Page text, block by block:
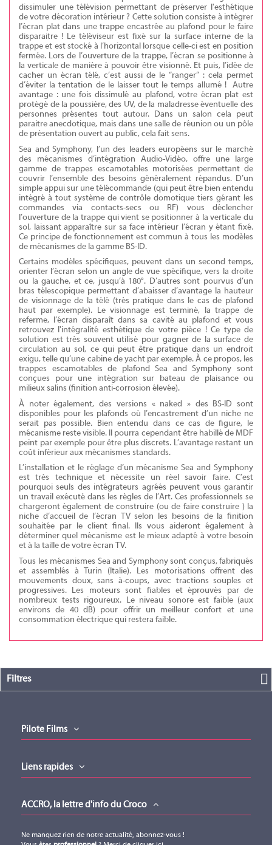
dissimuler une télévision permettant de préserver l'esthétique
de votre décoration intérieur ? Cette solution consiste à intégrer
l’écran plat dans une trappe encastrée au plafond pour le faire
disparaitre ! Le téléviseur est fixé sur la surface interne de la
trappe et est stocké à l’horizontal lorsque celle-ci est en position
fermée. Lors de l’ouverture de la trappe, l’écran se positionne à
la verticale de manière à pouvoir être visionné. Et puis, l’idée de
cacher un écran télé, c’est aussi de le “ranger” : cela permet
d’éviter la tentation de le laisser tout le temps allumé ! Autre
avantage : une fois dissimulé au plafond, votre écran plat est
protégé de la poussière, des UV, de la maladresse éventuelle des
personnes présentes tout autour. Dans un salon cela peut
paraitre anecdotique, mais dans une salle de réunion ou un pôle
de présentation ouvert au public, cela fait sens.
Sea and Symphony, l’un des leaders européens sur le marché
des mécanismes d’intégration Audio-Vidéo, offre une large
gamme de trappes escamotables motorisées permettant de
couvrir l’ensemble des besoins généralement répandus. D’un
simple appui sur une télécommande (qui peut être bien entendu
intégré à tout système de contrôle domotique tiers gérant les
commandes via contacts-secs ou RF) vous déclencher
l’ouverture de la trappe qui vient se positionner à la verticale du
sol, laissant apparaître sur sa face intérieur l’écran y étant fixé.
Ce principe de fonctionnement est commun à tous les modèles
de mécanismes de la gamme BS-ID.
Certains modèles spécifiques, peuvent dans un second temps,
orienter l’écran selon un angle de vue spécifique, vers la droite
ou la gauche, et ce, jusqu’à 180°. D’autres sont pourvus d’un
bras télescopique permettant d’abaisser d’avantage la hauteur
de visionnage de la télé (très pratique dans le cas de plafond
haut par exemple). Le visionnage est terminé, la trappe de
referme, l’écran disparaît dans sa cavité au plafond et vous
retrouvez l'intégralité esthétique de votre pièce ! Ce type de
solution est très souvent utilisé pour gagner de la surface de
circulation au sol, ce qui peut être pratique dans un endroit
exigu, telle qu’une cabine de yacht par exemple. À ce propos, les
trappes escamotables de plafond Sea and Symphony sont
conçues pour une intégration sur bateau de plaisance ou
milieux salins (finition anti-corrosion élevée).
À noter également, des versions « naked » des BS-ID sont
disponibles pour les plafonds où l’encastrement d’un niche ne
serait pas possible. Bien entendu dans ce cas de figure, le
mécanisme reste visible. Il pourra cependant être habillé de MDF
peint par exemple pour être plus discrets. L’avantage restant un
coût inférieur aux mécanismes standards.
L’installation et le réglage d’un mécanisme Sea and Symphony
est très technique et nécessite un réel savoir faire. C’est
pourquoi seuls des intégrateurs agréés peuvent vous garantir
un travail exécuté dans les règles de l’Art. Ces professionnels se
chargeront également de construire (ou de faire construire ) la
niche d’accueil de l’écran TV selon les besoins de la finition
souhaitée par le client final. Ils vous aideront également à
déterminer quel mécanisme est le mieux adapté à votre besoin
et à la taille de votre écran TV.
Tous les mécanismes Sea and Symphony sont conçus, fabriqués
et assemblés à Turin (Italie). Les motorisations offrent des
mouvements doux, sans à-coups, avec tractions souples et
progressives. Les moteurs sont fiables et éprouvés par de
nombreux tests rigoureux. Le niveau sonore est faible (aux
environs de 40 dB) pour offrir un meilleur confort et une
consommation électrique qui restera faible.
Filtres
Pilote Films
Liens rapides
ACCRO, la lettre d'info du Croco
Ne manquez rien de notre actualité, abonnez-vous !